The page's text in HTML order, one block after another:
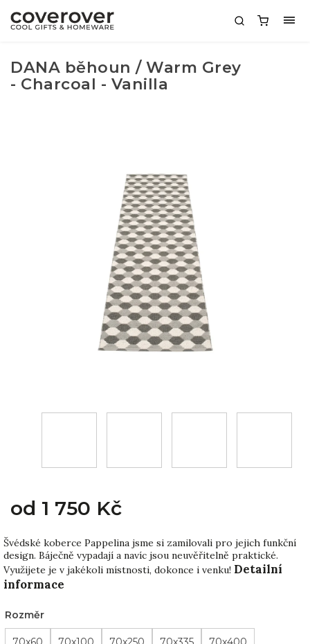
DANA běhoun / Warm Grey
- Charcoal - Vanilla
od 1 750 Kč
Švédské koberce Pappelina jsme si zamilovali pro jejich funkční
design. Báječně vypadají a navíc jsou neuvěřitelně praktické.
Využijete je v jakékoli místnosti, dokonce i venku! Detailní
informace
Rozměr